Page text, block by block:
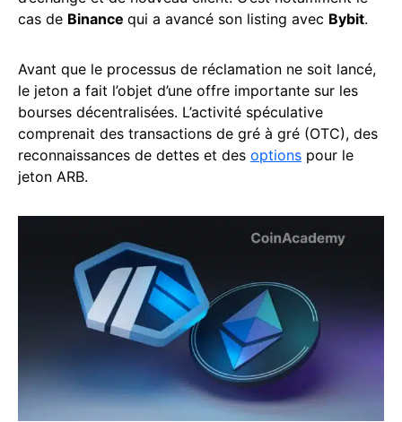
cas de Binance qui a avancé son listing avec Bybit.
Avant que le processus de réclamation ne soit lancé,
le jeton a fait l’objet d’une offre importante sur les
bourses décentralisées. L’activité spéculative
comprenait des transactions de gré à gré (OTC), des
reconnaissances de dettes et des options pour le
jeton ARB.